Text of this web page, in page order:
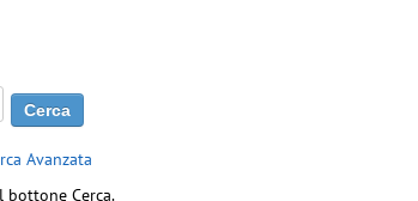
Avanzata
bottone Cerca.